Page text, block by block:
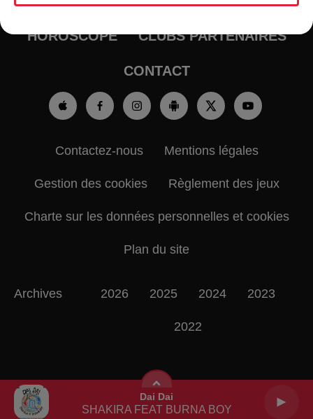
Dai Dai
SHAKIRA FEAT BURNA BOY
HOROSCOPE CLUBS PARTENAIRES
CONTACT
Contactez-nous Mentions légales
Gestion des cookies Règlement des jeux
Charte sur les données personnelles et cookies
Plan du site
Archives 2026 2025 2024 2023
2022